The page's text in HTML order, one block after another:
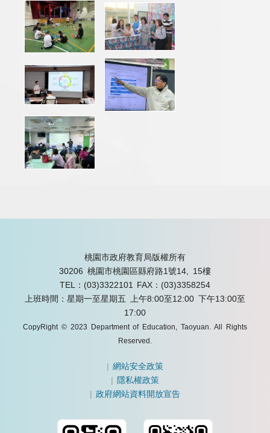
桃園市政府教育局版權所有
30206 桃園市桃園區縣府路1號14, 15樓
TEL：(03)3322101 FAX：(03)3358254
上班時間：星期一至星期五 上午8:00至12:00 下午13:00至
17:00
CopyRight © 2023 Department of Education, Taoyuan. All Rights
Reserved.
|網站安全政策
| 隱私權政策
|政府網站資料開放宣告